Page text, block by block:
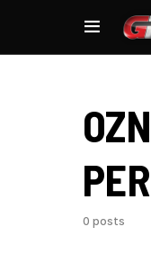
0 posts